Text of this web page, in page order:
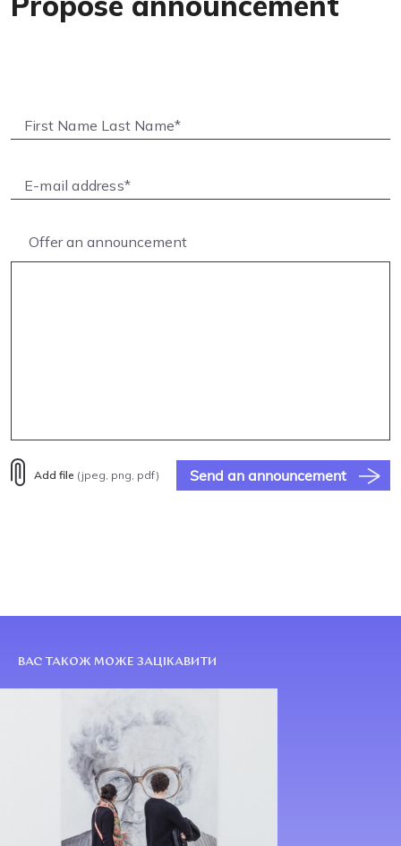
Offer an announcement
Add file (jpeg, png, pdf) Send an announcement
ВАС ТАКОЖ МОЖЕ ЗАЦІКАВИТИ